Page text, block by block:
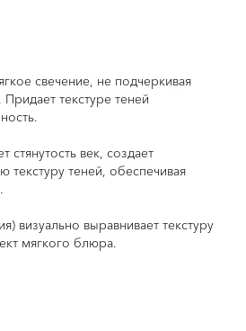
свечение, не подчеркивая
текстуре теней
стянутость век, создает
теней, обеспечивая
визуально выравнивает текстуру
мягкого блюра.